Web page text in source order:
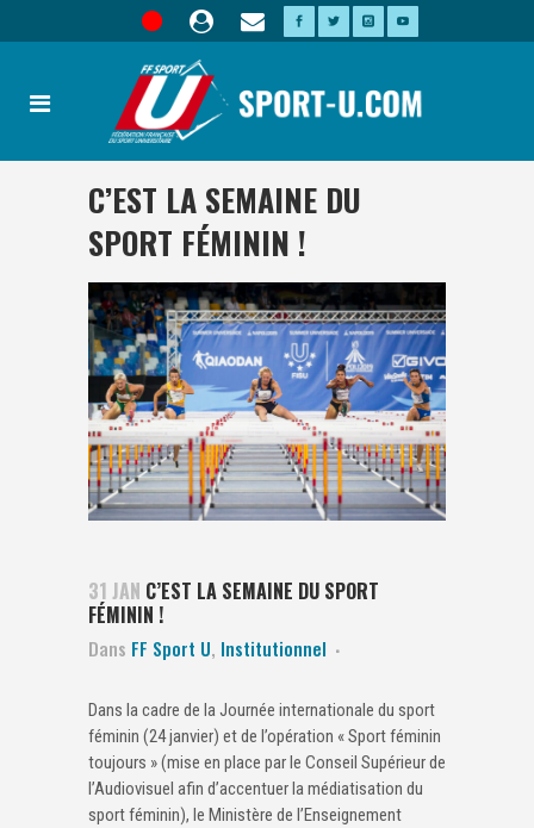
C’EST LA SEMAINE DU
SPORT FÉMININ !
31 JAN C’EST LA SEMAINE DU SPORT
FÉMININ !
Dans FF Sport U, Institutionnel
Dans la cadre de la Journée internationale du sport
féminin (24 janvier) et de l’opération « Sport féminin
toujours » (mise en place par le Conseil Supérieur de
l’Audiovisuel afin d’accentuer la médiatisation du
sport féminin), le Ministère de l’Enseignement